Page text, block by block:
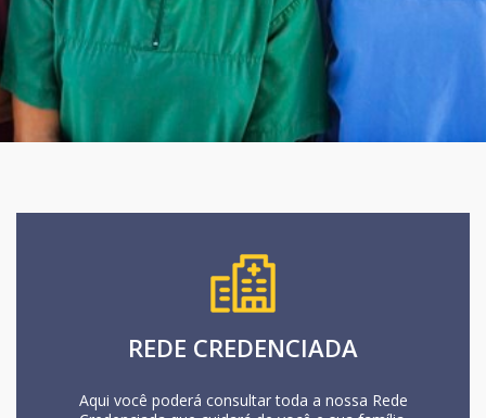
REDE CREDENCIADA
Aqui você poderá consultar toda a nossa Rede